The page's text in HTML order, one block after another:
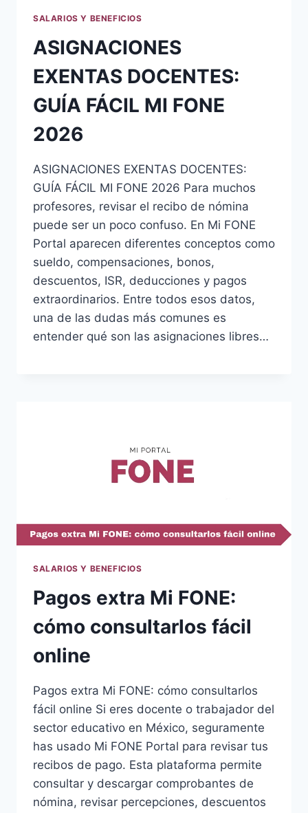
SALARIOS Y BENEFICIOS
ASIGNACIONES
EXENTAS DOCENTES:
GUÍA FÁCIL MI FONE
2026
ASIGNACIONES EXENTAS DOCENTES:
GUÍA FÁCIL MI FONE 2026 Para muchos
profesores, revisar el recibo de nómina
puede ser un poco confuso. En Mi FONE
Portal aparecen diferentes conceptos como
sueldo, compensaciones, bonos,
descuentos, ISR, deducciones y pagos
extraordinarios. Entre todos esos datos,
una de las dudas más comunes es
entender qué son las asignaciones libres…
SALARIOS Y BENEFICIOS
Pagos extra Mi FONE:
cómo consultarlos fácil
online
Pagos extra Mi FONE: cómo consultarlos
fácil online Si eres docente o trabajador del
sector educativo en México, seguramente
has usado Mi FONE Portal para revisar tus
recibos de pago. Esta plataforma permite
consultar y descargar comprobantes de
nómina, revisar percepciones, descuentos